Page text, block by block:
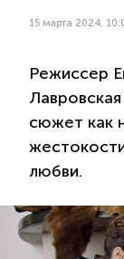
15 марта 2024,
Режиссер
сюжет как
любви.